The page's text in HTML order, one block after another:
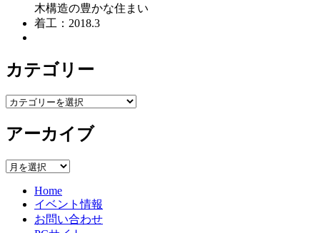
木構造の豊かな住まい
着工：2018.3
カテゴリー
カ
ゴ
ー
アーカイブ
ア
Home
イベント情報
お問い合わせ